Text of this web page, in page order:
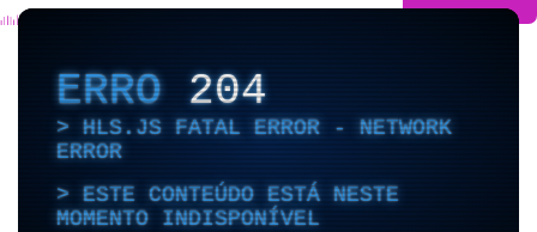
ERRO204
HLS.JS FATAL ERROR - NETWORK
ERROR
ESTE CONTEÚDO ESTÁ NESTE
MOMENTO INDISPONÍVEL